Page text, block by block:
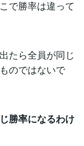
で勝率は違って
たら全員が同じ
のではないで
勝率になるわけ